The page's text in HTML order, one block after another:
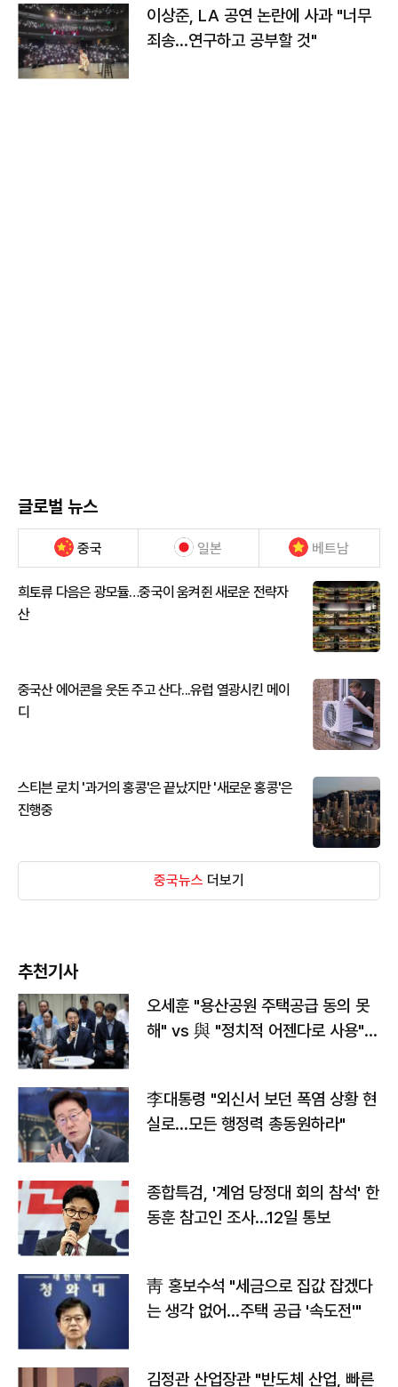
이상준, LA 공연 논란에 사과 "너무
죄송…연구하고 공부할 것"
글로벌 뉴스
중국 일본 베트남
희토류 다음은 광모듈…중국이 움켜쥔 새로운 전략자
산
중국산 에어콘을 웃돈 주고 산다...유럽 열광시킨 메이
디
스티븐 로치 '과거의 홍콩'은 끝났지만 '새로운 홍콩'은
진행중
중국뉴스 더보기
추천기사
오세훈 "용산공원 주택공급 동의 못
해" vs 與 "정치적 어젠다로 사용"
李대통령 "외신서 보던 폭염 상황 현
실로…모든 행정력 총동원하라"
종합특검, '계엄 당정대 회의 참석' 한
동훈 참고인 조사...12일 통보
靑 홍보수석 "세금으로 집값 잡겠다
는 생각 없어…주택 공급 '속도전'"
김정관 산업장관 "반도체 산업, 빠른